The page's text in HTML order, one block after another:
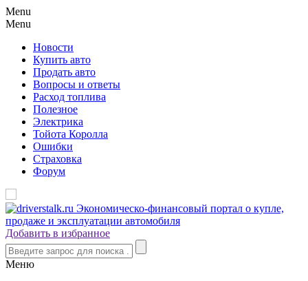
Menu
Menu
Новости
Купить авто
Продать авто
Вопросы и ответы
Расход топлива
Полезное
Электрика
Тойота Королла
Ошибки
Страховка
Форум
Добавить в избранное
Меню